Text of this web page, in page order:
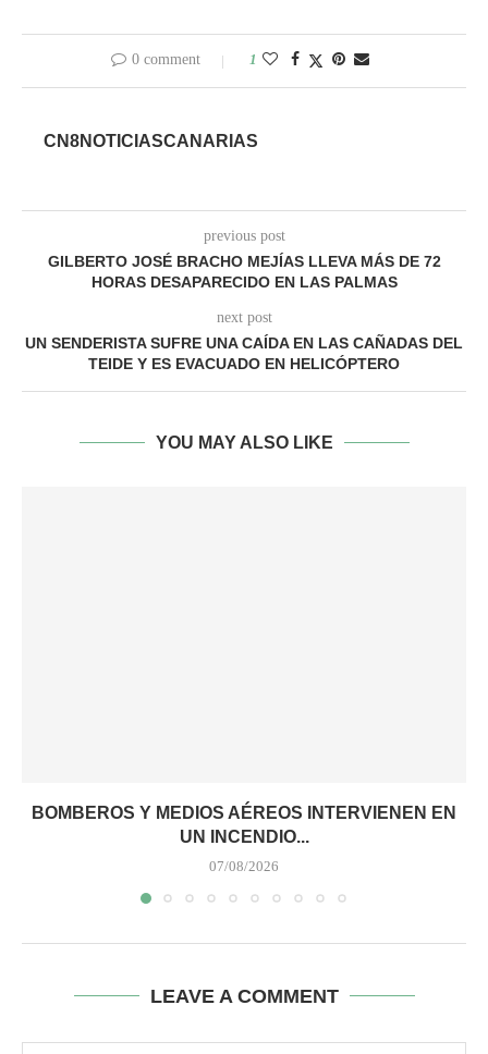
0 comment 1
CN8NOTICIASCANARIAS
previous post
GILBERTO JOSÉ BRACHO MEJÍAS LLEVA MÁS DE 72
HORAS DESAPARECIDO EN LAS PALMAS
next post
UN SENDERISTA SUFRE UNA CAÍDA EN LAS CAÑADAS DEL
TEIDE Y ES EVACUADO EN HELICÓPTERO
YOU MAY ALSO LIKE
BOMBEROS Y MEDIOS AÉREOS INTERVIENEN EN
UN INCENDIO...
07/08/2026
LEAVE A COMMENT